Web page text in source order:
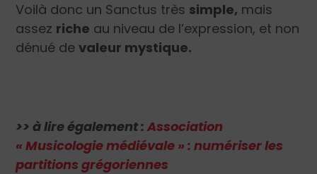
Voilà donc un Sanctus très simple, mais
assez riche au niveau de l’expression, et non
dénué devaleur mystique.
>> à lire également :Association
« Musicologie médiévale » : numériser les
partitions grégoriennes